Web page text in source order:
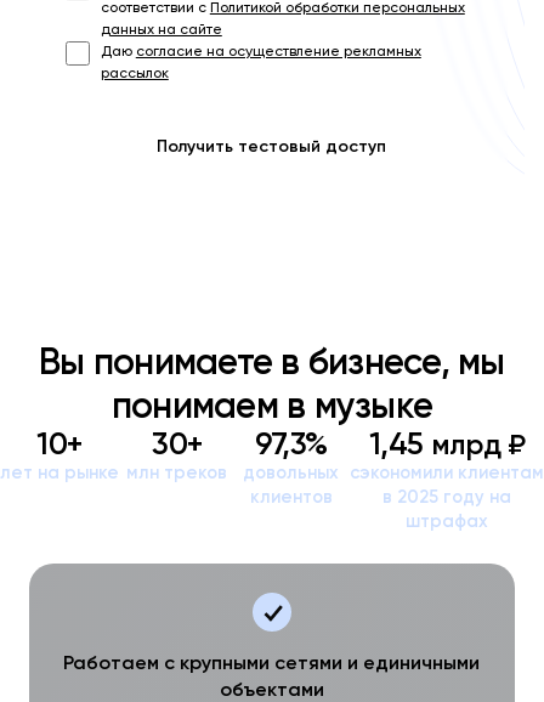
соответствии с
Политикой обработки персональных
данных на сайте
Даю согласие на осуществление рекламных
рассылок
Получить тестовый доступ
Вы понимаете в бизнесе, мы
понимаем в музыке
10+
лет на рынке
30+
млн треков
97,3%
довольных
клиентов
1,45 млрд ₽
сэкономили клиентам
в 2025 году на
штрафах
Работаем с крупными сетями и единичными
объектами